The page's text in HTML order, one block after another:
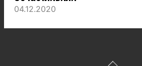
04.12.2020